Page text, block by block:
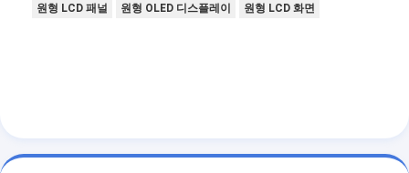
원형 LCD 패널 원형 OLED 디스플레이 원형 LCD 화면